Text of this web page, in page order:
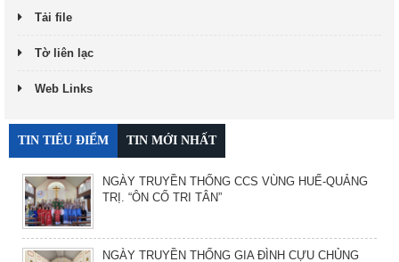
Tải file
Tờ liên lạc
Web Links
TIN TIÊU ĐIỂM TIN MỚI NHẤT
NGÀY TRUYỀN THỐNG CCS VÙNG HUẾ-QUẢNG
TRỊ. “ÔN CỐ TRI TÂN”
NGÀY TRUYỀN THỐNG GIA ĐÌNH CỰU CHỦNG